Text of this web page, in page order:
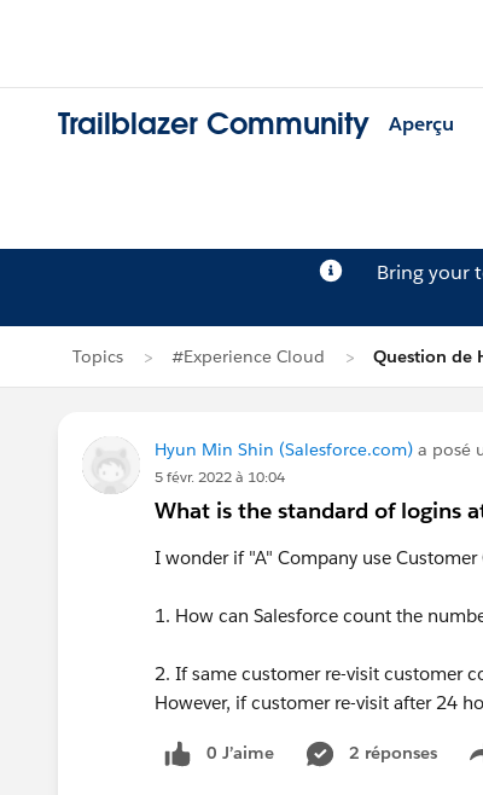
Trailblazer Community Aperçu
Bring your
Topics #Experience Cloud Question de
Hyun Min Shin (Salesforce.com) a posé
5 févr. 2022 à 10:04
What is the standard of logins
I wonder if "A" Company use
1. How can Salesforce count the
2. If same customer re-visit customer
However, if customer re-visit after 24
0 J’aime 2 réponses